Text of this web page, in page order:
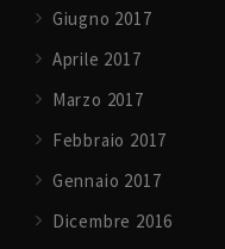
Giugno 2017
Aprile 2017
Marzo 2017
Febbraio 2017
Gennaio 2017
Dicembre 2016